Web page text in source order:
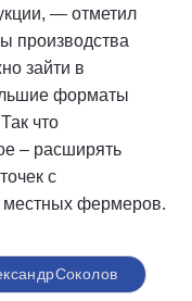
— отметил
производства
зайти в
форматы
что
– расширять
с
местных фермеров.